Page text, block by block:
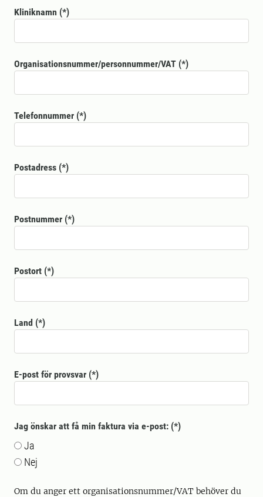
Kliniknamn
Organisationsnummer/personnummer/VAT
Telefonnummer
Postadress
Postnummer
Postort
Land
E-post för provsvar
Jag önskar att få min faktura via e-post:
Ja
Nej
Om du anger ett organisationsnummer/VAT behöver du